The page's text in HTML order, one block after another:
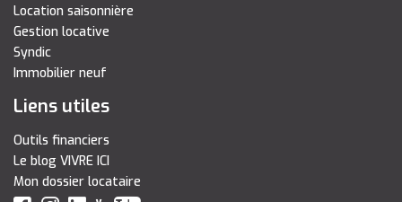
Location saisonnière
Gestion locative
Syndic
Immobilier neuf
Liens utiles
Outils financiers
Le blog VIVRE ICI
Mon dossier locataire